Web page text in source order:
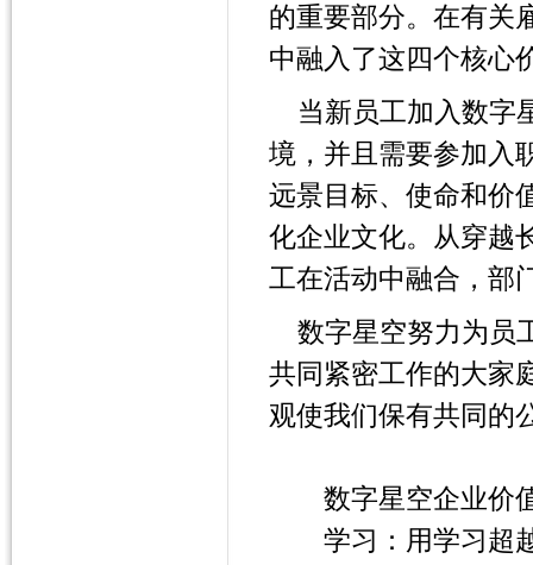
的重要部分。在有关
中融入了这四个核
当新员工加入数字
境，并且需要参加入
远景目标、使命和价
化企业文化。从穿越
工在活动中融合，
数字星空努力为员
共同紧密工作的大家
观使我们保有共同的
数字星空企业价
学习：用学习超